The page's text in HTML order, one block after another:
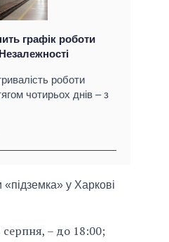
графік роботи
роботи
чотирьох днів – з
у Харкові
серпня, – до 18:00;